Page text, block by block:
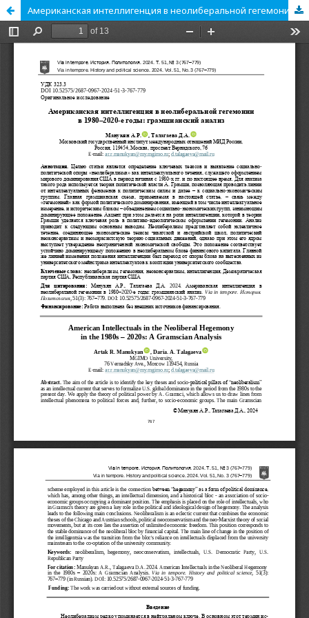
Американская интеллигенция в неолиберальной гегемонии в 1980–2020-е годы: грамшианский анализ